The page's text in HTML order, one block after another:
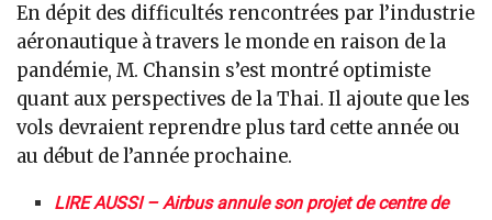
En dépit des difficultés rencontrées par l’industrie
aéronautique à travers le monde en raison de la
pandémie, M. Chansin s’est montré optimiste
quant aux perspectives de la Thai. Il ajoute que les
vols devraient reprendre plus tard cette année ou
au début de l’année prochaine.
LIRE AUSSI – Airbus annule son projet de centre de